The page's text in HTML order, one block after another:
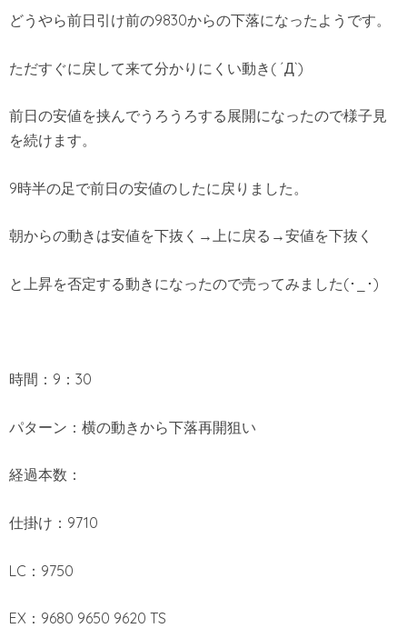
どうやら前日引け前の9830からの下落になったようです。
ただすぐに戻して来て分かりにくい動き( ´Д`)
前日の安値を挟んでうろうろする展開になったので様子見
を続けます。
9時半の足で前日の安値のしたに戻りました。
朝からの動きは安値を下抜く→上に戻る→安値を下抜く
と上昇を否定する動きになったので売ってみました(･_･)
時間：9：30
パターン：横の動きから下落再開狙い
経過本数：
仕掛け：9710
LC：9750
EX：9680 9650 9620 TS